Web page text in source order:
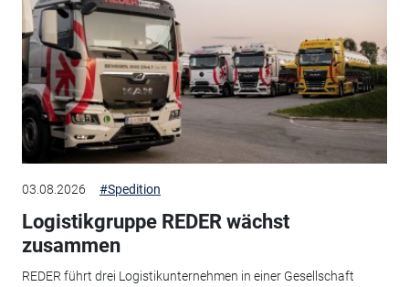
03.08.2026 #Spedition
Logistikgruppe REDER wächst
zusammen
REDER führt drei Logistikunternehmen in einer Gesellschaft